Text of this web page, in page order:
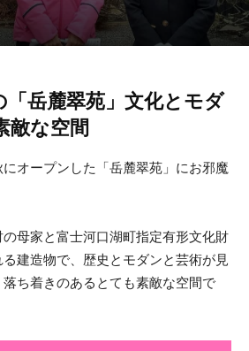
「岳麓翠苑」文化とモダ
敵な空間
オープンした「岳麓翠苑」にお邪魔
母家と富士河口湖町指定有形文化財
建造物で、歴史とモダンと芸術が見
ち着きのあるとても素敵な空間で